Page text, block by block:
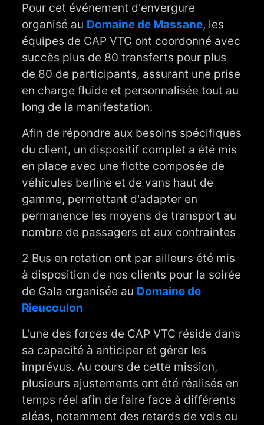
Pour cet événement d'envergure
organisé au Domaine de Massane, les
équipes de CAP VTC ont coordonné avec
succès plus de 80 transferts pour plus
de 80 de participants, assurant une prise
en charge fluide et personnalisée tout au
long de la manifestation.
Afin de répondre aux besoins spécifiques
du client, un dispositif complet a été mis
en place avec une flotte composée de
véhicules berline et de vans haut de
gamme, permettant d'adapter en
permanence les moyens de transport au
nombre de passagers et aux contraintes
2 Bus en rotation ont par ailleurs été mis
à disposition de nos clients pour la soirée
de Gala organisée au Domaine de
Rieucoulon
L'une des forces de CAP VTC réside dans
sa capacité à anticiper et gérer les
imprévus. Au cours de cette mission,
plusieurs ajustements ont été réalisés en
temps réel afin de faire face à différents
aléas, notamment des retards de vols ou